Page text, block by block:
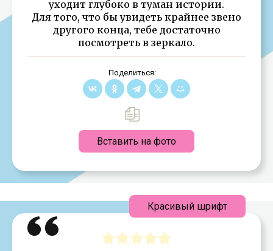
уходит глубоко в туман истории.
Для того, что бы увидеть крайнее звено
другого конца, тебе достаточно
посмотреть в зеркало.
Поделиться:
Вставить на фото
Красивый шрифт